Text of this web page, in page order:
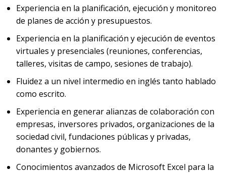
Experiencia en la planificación, ejecución y monitoreo
de planes de acción y presupuestos.
Experiencia en la planificación y ejecución de eventos
virtuales y presenciales (reuniones, conferencias,
talleres, visitas de campo, sesiones de trabajo).
Fluidez a un nivel intermedio en inglés tanto hablado
como escrito.
Experiencia en generar alianzas de colaboración con
empresas, inversores privados, organizaciones de la
sociedad civil, fundaciones públicas y privadas,
donantes y gobiernos.
Conocimientos avanzados de Microsoft Excel para la